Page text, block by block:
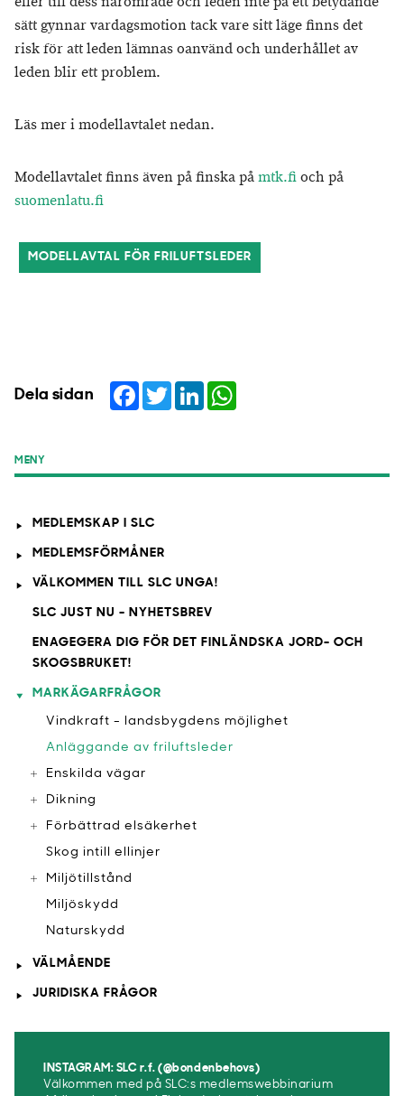
sätt gynnar vardagsmotion tack vare sitt läge finns det
risk för att leden lämnas oanvänd och underhållet av
leden blir ett problem.
Läs mer i modellavtalet nedan.
Modellavtalet finns även på finska påmtk.fioch på
suomenlatu.fi
MODELLAVTAL FÖR FRILUFTSLEDER
Dela sidan Facebook
TwitterLinkedIn
MENY
MEDLEMSKAP I SLC
MEDLEMSFÖRMÅNER
VÄLKOMMEN TILL SLC UNGA!
SLC JUST NU - NYHETSBREV
ENAGEGERA DIG FÖR DET FINLÄNDSKA JORD- OCH
SKOGSBRUKET!
MARKÄGARFRÅGOR
Vindkraft - landsbygdens möjlighet
Anläggande av friluftsleder
Enskilda vägar
Dikning
Förbättrad elsäkerhet
Skog intill ellinjer
Miljötillstånd
Miljöskydd
Naturskydd
VÄLMÅENDE
JURIDISKA FRÅGOR
INSTAGRAM: SLC r.f. (@bondenbehovs)
Välkommen med på SLC:s medlemswebbinarium